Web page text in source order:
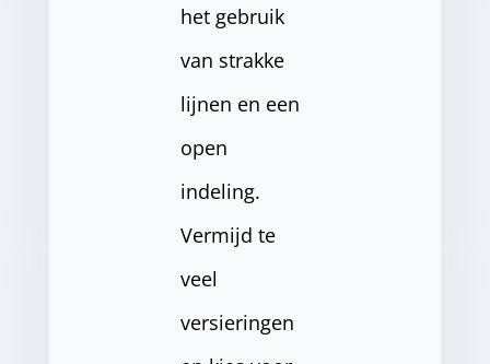
het gebruik
van strakke
lijnen en een
open
indeling.
Vermijd te
veel
versieringen